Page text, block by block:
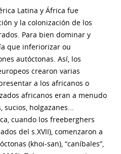
Latina y África fue
y la colonización de los
Para bien dominar y
que inferiorizar ou
autóctonas. Así, los
crearon varias
a los africanos o
africanos eran a menudo
sucios, holgazanes...
cuando los freeberghers
del s.XVII), comenzaron a
(khoi-san), “caníbales”,